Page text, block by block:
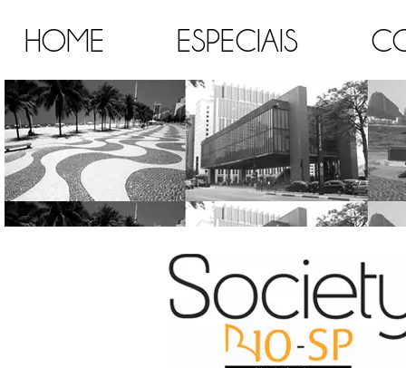
HOME ESPECIAIS